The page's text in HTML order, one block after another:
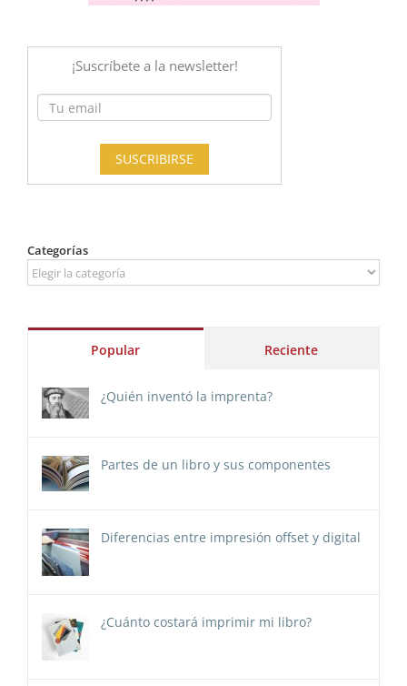
Categorías
Categorías
Popular Reciente
¿Quién inventó la imprenta?
Partes de un libro y sus componentes
Diferencias entre impresión offset y digital
¿Cuánto costará imprimir mi libro?